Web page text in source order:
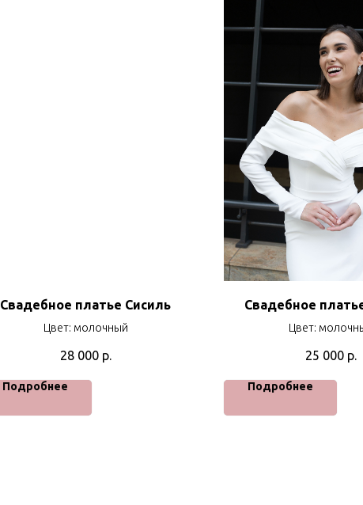
Свадебное платье Сисиль
Цвет: молочный
28 000 р.
Подробнее
Свадебное
Цвет:
25 000 р.
Подробнее